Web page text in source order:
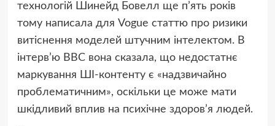
технологій Шинейд Бовелл ще п’ять років
тому написала для Vogue статтю про ризики
витіснення моделей штучним інтелектом. В
інтерв’ю BBC вона сказала, що недостатнє
маркування ШІ-контенту є «надзвичайно
проблематичним», оскільки це може мати
шкідливий вплив на психічне здоров’я людей.